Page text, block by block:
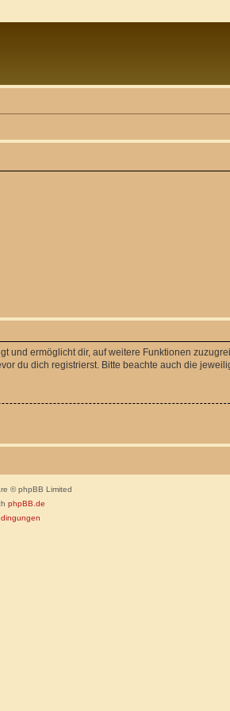
ermöglicht dir, auf weitere Funktionen
du dich registrierst. Bitte beachte auch die
© phpBB Limited
phpBB.de